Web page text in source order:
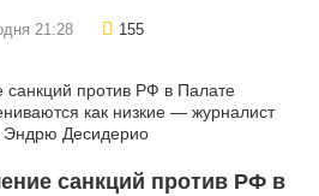
21:28 155
санкций против РФ в